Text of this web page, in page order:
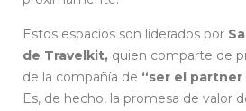
Estos espacios son liderados por
de Travelkit, quien comparte de
de la compañía de “ser el partner
Es, de hecho, la promesa de valor